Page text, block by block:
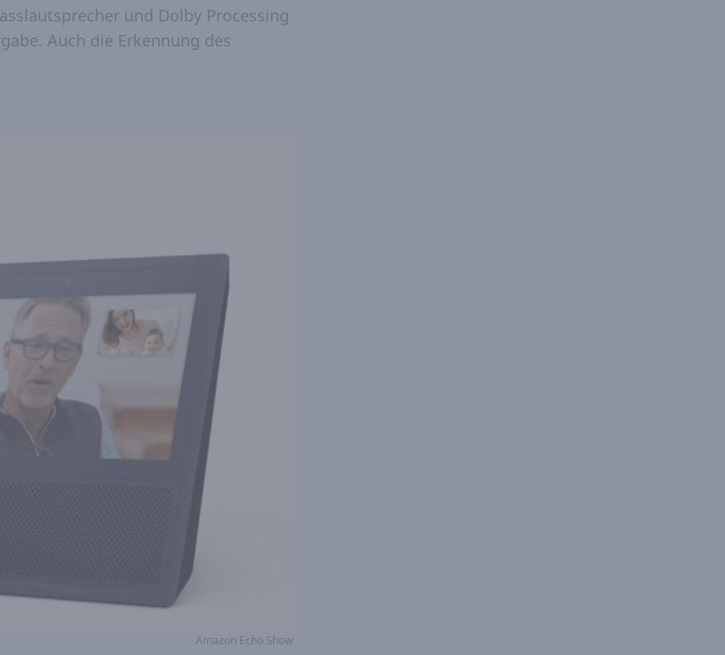
und Dolby Processing
Auch die Erkennung des
Amazon Echo Show